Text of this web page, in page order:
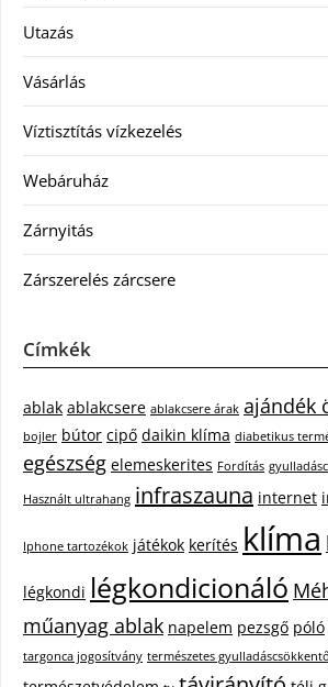
Utazás
Vásárlás
Víztisztítás vízkezelés
Webáruház
Zárnyitás
Zárszerelés zárcsere
Címkék
ablak ablakcsere ablakcsere árak ajándék
bojler bútor cipő daikin klíma diabetikus
egészség elemeskerites Fordítás
Használt ultrahang infraszauna internet
Iphone tartozékok játékok kerítés klíma
légkondi légkondicionáló
műanyag ablak napelem pezsgő póló
targonca jogosítvány természetes gyulladáscsökkentő